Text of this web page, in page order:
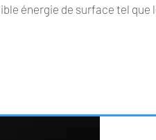
énergie de surface tel